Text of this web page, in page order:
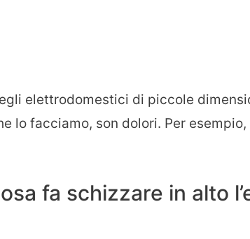
elettrodomestici di piccole
lo facciamo, son dolori. Per
fa schizzare in alto